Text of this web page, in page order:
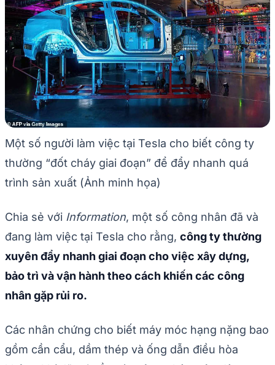
Một số người làm việc tại Tesla cho biết công ty
thường “đốt cháy giai đoạn” để đẩy nhanh quá
trình sản xuất (Ảnh minh họa)
Chia sẻ với Information, một số công nhân đã và
đang làm việc tại Tesla cho rằng, công ty thường
xuyên đẩy nhanh giai đoạn cho việc xây dựng,
bảo trì và vận hành theo cách khiến các công
nhân gặp rủi ro.
Các nhân chứng cho biết máy móc hạng nặng bao
gồm cần cẩu, dầm thép và ống dẫn điều hòa